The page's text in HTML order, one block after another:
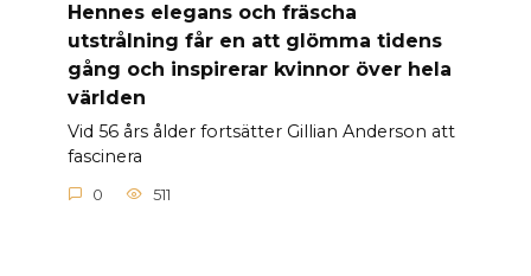
Hennes elegans och fräscha
utstrålning får en att glömma tidens
gång och inspirerar kvinnor över hela
världen
Vid 56 års ålder fortsätter Gillian Anderson att
fascinera
0 511